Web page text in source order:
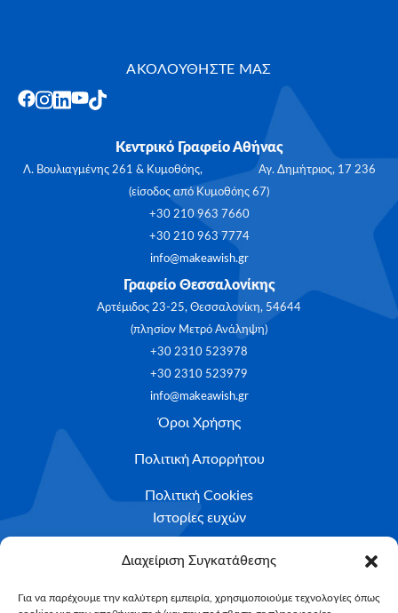
Διαχείριση Συγκατάθεσης
Για να παρέχουμε την καλύτερη εμπειρία, χρησιμοποιούμε τεχνολογίες όπως
ΑΚΟΛΟΥΘΗΣΤΕ ΜΑΣ
Κεντρικό Γραφείο Αθήνας
Λ. Βουλιαγμένης 261 & Κυμοθόης, Αγ. Δημήτριος, 17 236
(είσοδος από Κυμοθόης 67)
+30 210 963 7660
+30 210 963 7774
info@makeawish.gr
Γραφείο Θεσσαλονίκης
Αρτέμιδος 23-25, Θεσσαλονίκη, 54644
(πλησίον Μετρό Ανάληψη)
+30 2310 523978
+30 2310 523979
info@makeawish.gr
Όροι Χρήσης
Πολιτική Απορρήτου
Πολιτική Cookies
Ιστορίες ευχών
Το ταξίδι της ευχής